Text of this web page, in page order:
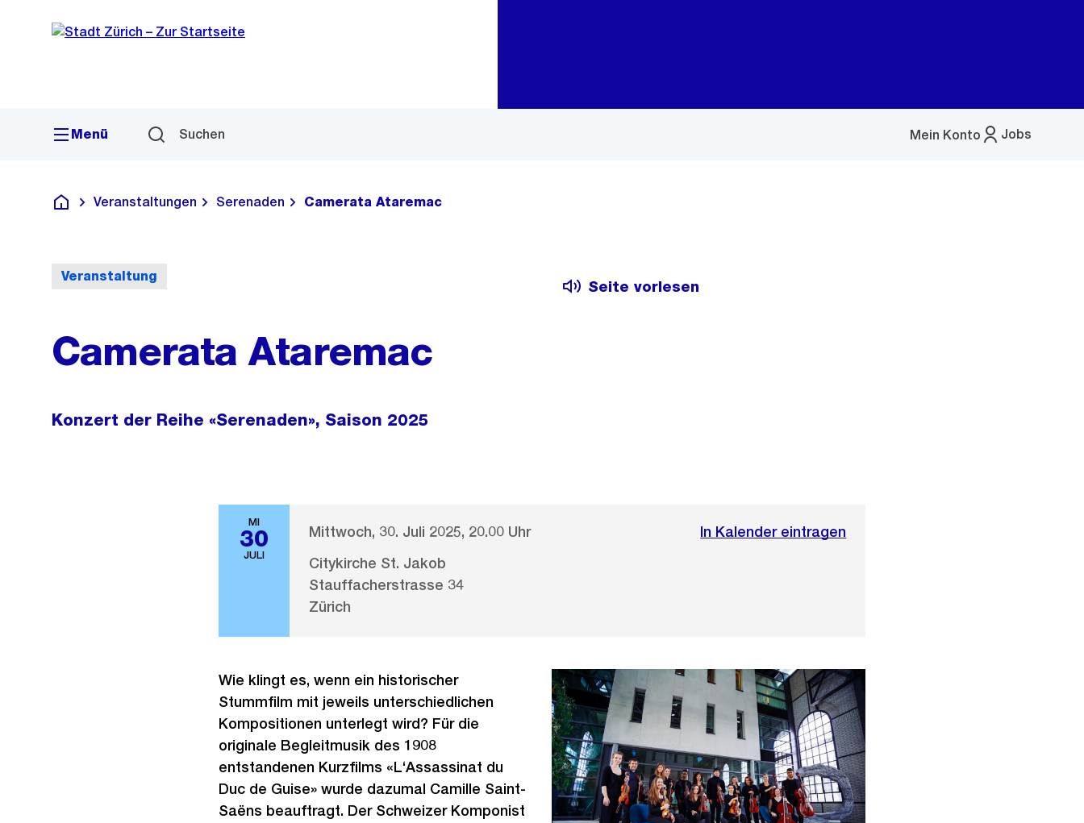
Navigation
Sprunglink
Menü Suchen Jobs
Mein Konto
Menü
Deutsch
Veranstaltungen Serenaden Camerata Ataremac
Veranstaltung
Seite vorlesen
Camerata Ataremac
Konzert der Reihe «Serenaden», Saison 2025
MI
30
JULI
Mittwoch, 30. Juli 2025, 20.00 Uhr
In Kalender eintragen
Citykirche St. Jakob
Stauffacherstrasse 34
Zürich
Wie klingt es, wenn ein historischer
Stummfilm mit jeweils unterschiedlichen
Kompositionen unterlegt wird? Für die
originale Begleitmusik des 1908
entstandenen Kurzfilms «L‘Assassinat du
Duc de Guise» wurde dazumal Camille Saint-
Saëns beauftragt. Der Schweizer Komponist